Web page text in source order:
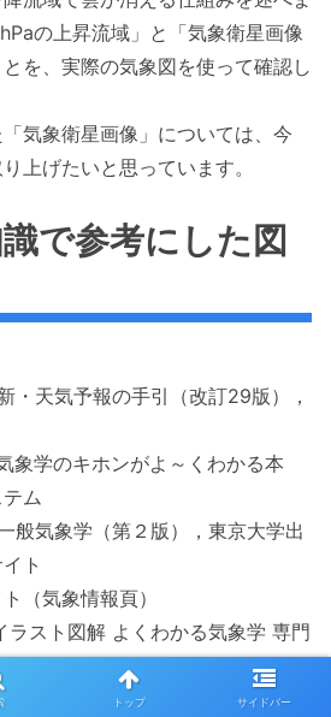
の上昇流域」と「気象衛星画像
を、実際の気象図を使って確認し
気象衛星画像」については、今
上げたいと思っています。
で参考にした図
・天気予報の手引（改訂29版），
象学のキホンがよ～くわかる本
ム
般気象学（第２版），東京大学出
ト
（気象情報頁）
ラスト図解 よくわかる気象学 専門
象予報士 完全合格教本，新星出
トップ サイドバー